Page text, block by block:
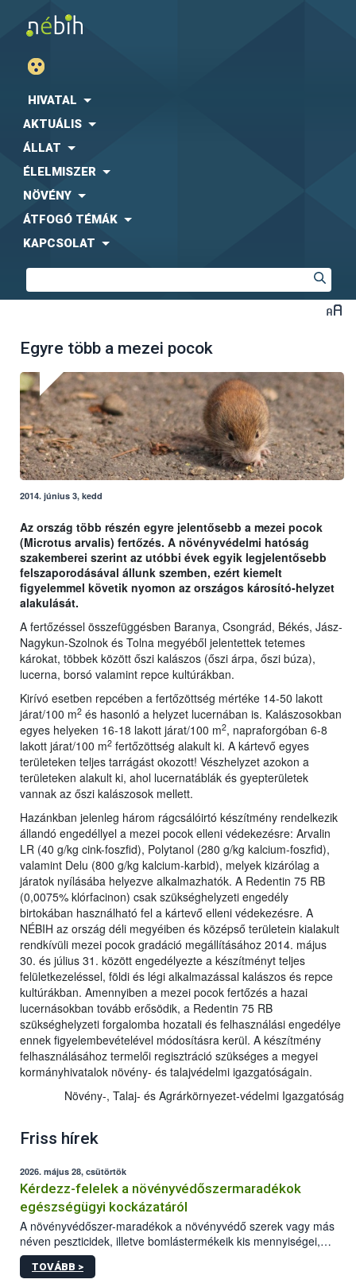
HIVATAL
AKTUÁLIS
ÁLLAT
ÉLELMISZER
NÖVÉNY
ÁTFOGÓ TÉMÁK
KAPCSOLAT
Egyre több a mezei pocok
2014. június 3, kedd
Az ország több részén egyre jelentősebb a mezei pocok
(Microtus arvalis) fertőzés. A növényvédelmi hatóság
szakemberei szerint az utóbbi évek egyik legjelentősebb
felszaporodásával állunk szemben, ezért kiemelt
figyelemmel követik nyomon az országos károsító-helyzet
alakulását.
A fertőzéssel összefüggésben Baranya, Csongrád, Békés, Jász-
Nagykun-Szolnok és Tolna megyéből jelentettek tetemes
károkat, többek között őszi kalászos (őszi árpa, őszi búza),
lucerna, borsó valamint repce kultúrákban.
Kirívó esetben repcében a fertőzöttség mértéke 14-50 lakott
járat/100 m2 és hasonló a helyzet lucernában is. Kalászosokban
egyes helyeken 16-18 lakott járat/100 m2, napraforgóban 6-8
lakott járat/100 m2 fertőzöttség alakult ki. A kártevő egyes
területeken teljes tarrágást okozott! Vészhelyzet azokon a
területeken alakult ki, ahol lucernatáblák és gyepterületek
vannak az őszi kalászosok mellett.
Hazánkban jelenleg három rágcsálóirtó készítmény rendelkezik
állandó engedéllyel a mezei pocok elleni védekezésre: Arvalin
LR (40 g/kg cink-foszfid), Polytanol (280 g/kg kalcium-foszfid),
valamint Delu (800 g/kg kalcium-karbid), melyek kizárólag a
járatok nyílásába helyezve alkalmazhatók. A Redentin 75 RB
(0,0075% klórfacinon) csak szükséghelyzeti engedély
birtokában használható fel a kártevő elleni védekezésre. A
NÉBIH az ország déli megyéiben és középső területein kialakult
rendkívüli mezei pocok gradáció megállításához 2014. május
30. és július 31. között engedélyezte a készítményt teljes
felületkezeléssel, földi és légi alkalmazással kalászos és repce
kultúrákban. Amennyiben a mezei pocok fertőzés a hazai
lucernásokban tovább erősödik, a Redentin 75 RB
szükséghelyzeti forgalomba hozatali és felhasználási engedélye
ennek figyelembevételével módosításra kerül. A készítmény
felhasználásához termelői regisztráció szükséges a megyei
kormányhivatalok növény- és talajvédelmi igazgatóságain.
Növény-, Talaj- és Agrárkörnyezet-védelmi Igazgatóság
Friss hírek
2026. május 28, csütörtök
Kérdezz-felelek a növényvédőszermaradékok
egészségügyi kockázatáról
A növényvédőszer-maradékok a növényvédő szerek vagy más
néven peszticidek, illetve bomlástermékeik kis mennyiségei,
melyek a terményekben vagy azok felületén a betakarítást,
szüretelést, illetve tárolást követően is megmaradhatnak. Az
TOVÁBB >